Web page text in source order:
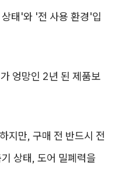
태'와 '전 사용 환경'입
엉망인 2년 된 제품보
지만, 구매 전 반드시 전
상태, 도어 밀폐력을